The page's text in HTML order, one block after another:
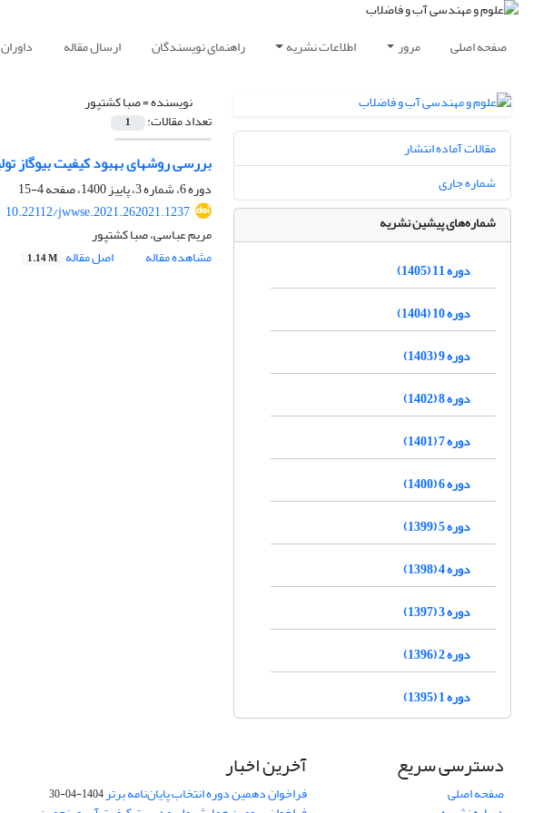
صفحه اصلی مرور اطلاعات نشریه راهنمای نویسندگان ارسال مقاله داوران
نویسنده =صبا کشتپور
تعداد مقالات: 1
بررسی روش‎های بهبود کیفیت بیوگاز تولیدی در فرآیند هضم بی‎هوازی
دوره 6، شماره 3، پاییز 1400، صفحه
4-15
10.22112/jwwse.2021.262021.1237
مریم عباسی، صبا کشتپور
مشاهده مقاله
اصل مقاله 1.14 M
مقالات آماده انتشار
شماره جاری
شماره‌های پیشین نشریه
دوره 11 (1405)
دوره 10 (1404)
دوره 9 (1403)
دوره 8 (1402)
دوره 7 (1401)
دوره 6 (1400)
دوره 5 (1399)
دوره 4 (1398)
دوره 3 (1397)
دوره 2 (1396)
دوره 1 (1395)
دسترسی سریع
صفحه اصلی
آخرین اخبار
فراخوان دهمین دوره انتخاب پایان‌نامه برتر1404-04-30